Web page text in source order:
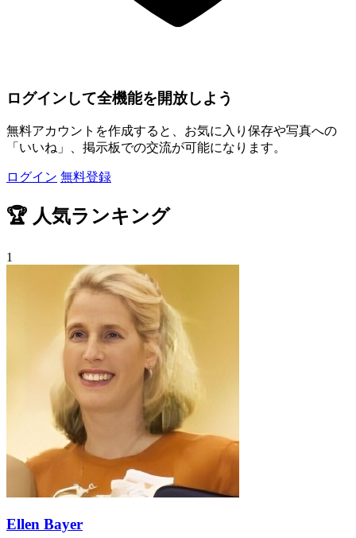
ログインして全機能を開放しよう
無料アカウントを作成すると、お気に入り保存や写真への
「いいね」、掲示板での交流が可能になります。
ログイン 無料登録
🏆 人気ランキング
1
Ellen Bayer